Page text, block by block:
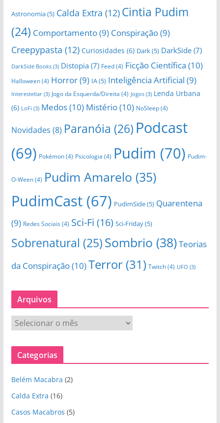
Astronomia(5) Calda Extra (12) Cintia Pudim
(24) Comportamento(9) Conspiração(9)
Creepypasta (12) Curiosidades (6) Dark(5) DarkSide(7)
DarkSide Books(3) Distopia(7) Feed(4) Ficção Científica (10)
Halloween(4) Horror(9) IA(5) Inteligência Artificial (9)
Interestellar(3) Jogo da Esquerda/Direita (4) Jogos(3) Lenda Urbana
(6) LoFi (3) Medos(10) Mistério(10) NoSleep(4)
Novidades (8) Paranóia (26) Podcast
(69) Pokémon(4) Psicologia (4) Pudim (70) Pudim-
O-Ween(4) Pudim Amarelo (35)
PudimCast(67) PudimSide(5) Quarentena
(9) Redes Sociais(4) Sci-Fi (16) Sci-Friday(5)
Sobrenatural (25)Sombrio (38)Teorias
da Conspiração(10)Terror(31) Twitch(4) UFO (3)
Arquivos
q
v
o
s
Categorias
Belém Macabra (2)
Calda Extra (16)
Casos Macabros (5)